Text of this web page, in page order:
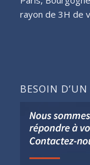
rayon de 3H de
BESOIN